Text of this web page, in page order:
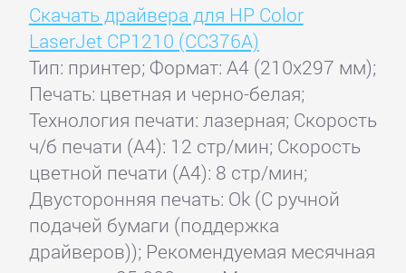
Скачать драйвера для HP Color
LaserJet CP1210 (CC376A)
Тип: принтер; Формат: A4 (210x297 мм);
Печать: цветная и черно-белая;
Технология печати: лазерная; Скорость
ч/б печати (А4): 12 стр/мин; Скорость
цветной печати (А4): 8 стр/мин;
Двусторонняя печать: Ok (С ручной
подачей бумаги (поддержка
драйверов)); Рекомендуемая месячная